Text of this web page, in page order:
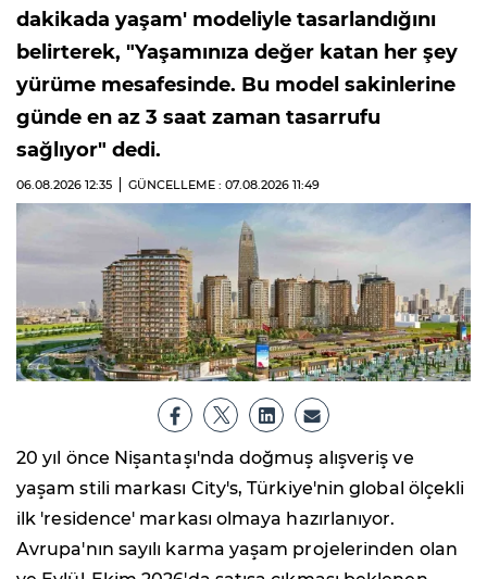
dakikada yaşam' modeliyle tasarlandığını
belirterek, "Yaşamınıza değer katan her şey
yürüme mesafesinde. Bu model sakinlerine
günde en az 3 saat zaman tasarrufu
sağlıyor" dedi.
06.08.2026 12:35 GÜNCELLEME : 07.08.2026 11:49
20 yıl önce Nişantaşı'nda doğmuş alışveriş ve
yaşam stili markası City's, Türkiye'nin global ölçekli
ilk 'residence' markası olmaya hazırlanıyor.
Avrupa'nın sayılı karma yaşam projelerinden olan